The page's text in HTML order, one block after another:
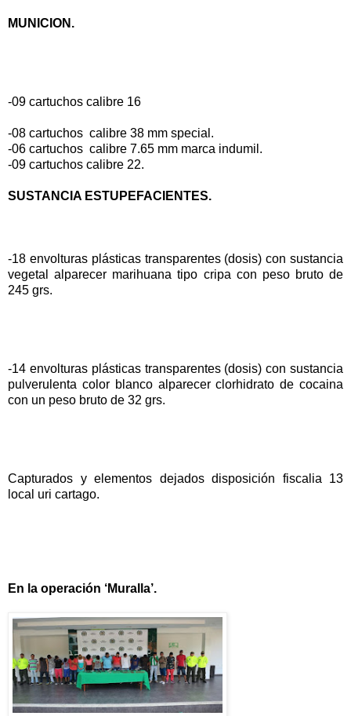
MUNICION.
-09 cartuchos calibre 16
-08 cartuchos calibre 38 mm special.
-06 cartuchos calibre 7.65 mm marca indumil.
-09 cartuchos calibre 22.
SUSTANCIA ESTUPEFACIENTES.
-18 envolturas plásticas transparentes (dosis) con sustancia
vegetal alparecer marihuana tipo cripa con peso bruto de
245 grs.
-14 envolturas plásticas transparentes (dosis) con sustancia
pulverulenta color blanco alparecer clorhidrato de cocaina
con un peso bruto de 32 grs.
Capturados y elementos dejados disposición fiscalia 13
local uri cartago.
En la operación ‘Muralla’.